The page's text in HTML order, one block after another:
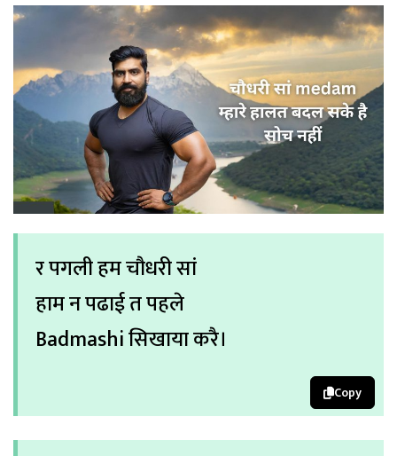
र पगली हम चौधरी सां
हाम न पढाई त पहले
Badmashi सिखाया करै।
Copy